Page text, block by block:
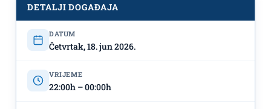
DETALJI DOGAĐAJA
DATUM
Četvrtak, 18. jun 2026.
VRIJEME
22:00h – 00:00h